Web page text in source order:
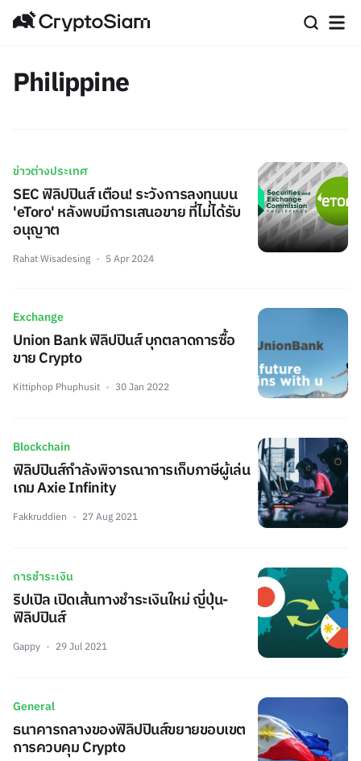
Philippine
ข่าวต่างประเทศ
SEC ฟิลิปปินส์ เตือน! ระวังการลงทุนบน
'eToro' หลังพบมีการเสนอขาย ที่ไม่ได้รับ
อนุญาต
Rahat Wisadesing 5 Apr 2024
Exchange
Union Bank ฟิลิปปินส์ บุกตลาดการซื้อ
ขาย Crypto
Kittiphop Phuphusit 30 Jan 2022
Blockchain
ฟิลิปปินส์กำลังพิจารณาการเก็บภาษีผู้เล่น
เกม Axie Infinity
Fakkruddien 27 Aug 2021
การชำระเงิน
ริปเปิล เปิดเส้นทางชำระเงินใหม่ ญี่ปุ่น-
ฟิลิปปินส์
Gappy 29 Jul 2021
General
ธนาคารกลางของฟิลิปปินส์ขยายขอบเขต
การควบคุม Crypto